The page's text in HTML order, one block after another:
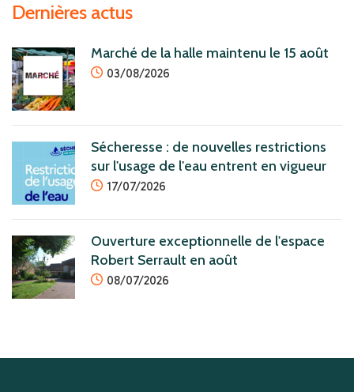
Dernières actus
Marché de la halle maintenu le 15 août
icon
03/08/2026
Sécheresse : de nouvelles restrictions
sur l'usage de l'eau entrent en vigueur
icon
17/07/2026
Ouverture exceptionnelle de l'espace
Robert Serrault en août
icon
08/07/2026